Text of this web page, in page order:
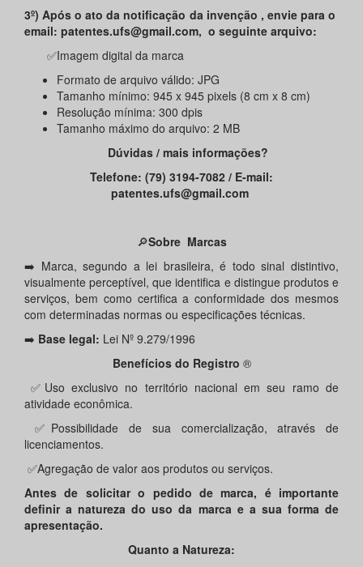
3º) Após o ato da notificação da invenção , envie para o
email: patentes.ufs@gmail.com, o seguinte arquivo:
✅Imagem digital da marca
Formato de arquivo válido: JPG
Tamanho mínimo: 945 x 945 pixels (8 cm x 8 cm)
Resolução mínima: 300 dpis
Tamanho máximo do arquivo: 2 MB
Dúvidas / mais informações?
Telefone: (79) 3194-7082 / E-mail:
patentes.ufs@gmail.com
🔎Sobre Marcas
➡️ Marca, segundo a lei brasileira, é todo sinal distintivo,
visualmente perceptível, que identifica e distingue produtos e
serviços, bem como certifica a conformidade dos mesmos
com determinadas normas ou especificações técnicas.
➡️ Base legal: Lei Nº 9.279/1996
Benefícios do Registro ®️
✅Uso exclusivo no território nacional em seu ramo de
atividade econômica.
✅Possibilidade de sua comercialização, através de
licenciamentos.
✅Agregação de valor aos produtos ou serviços.
Antes de solicitar o pedido de marca, é importante
definir a natureza do uso da marca e a sua forma de
apresentação.
Quanto a Natureza: